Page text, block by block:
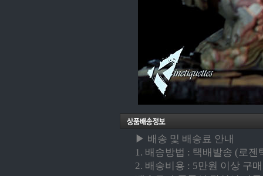
▶ 배송 및 배송료 안내
1. 배송방법 : 택배발송 (로
2. 배송비용 : 5만원 이상 구